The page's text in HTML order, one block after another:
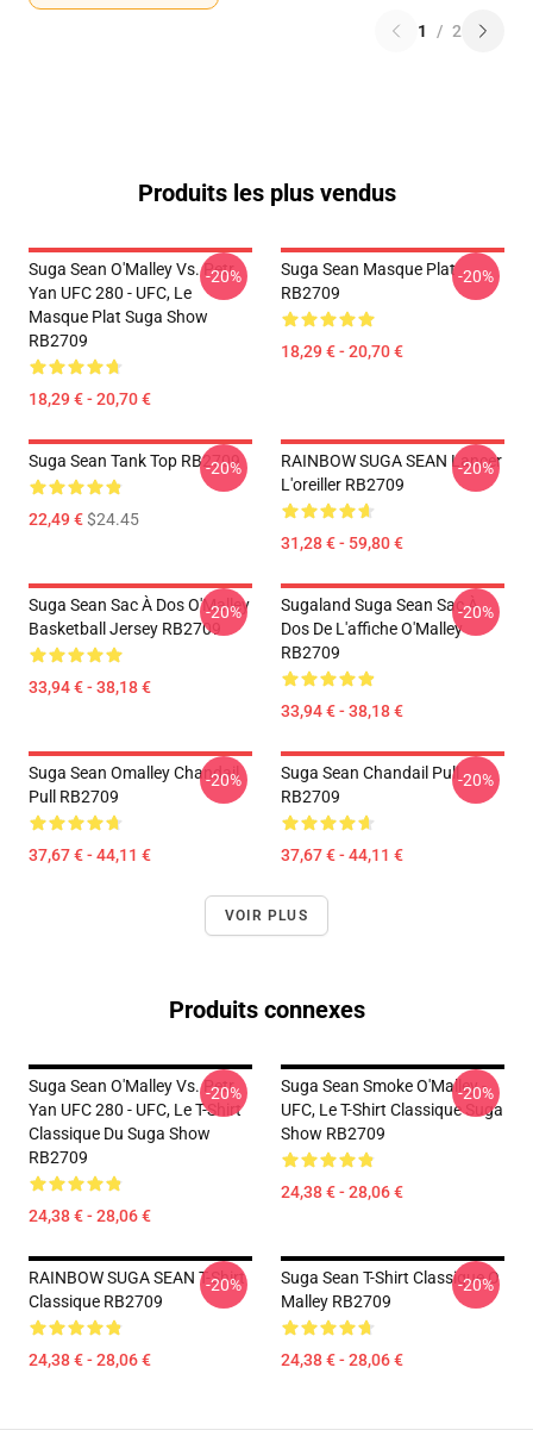
1 / 2
Produits les plus vendus
Suga Sean O'Malley Vs. Petr
Yan UFC 280 - UFC, Le
Masque Plat Suga Show
RB2709
18,29 € - 20,70 €
-20%
Suga Sean Masque Plat
RB2709
18,29 € - 20,70 €
-20%
Suga Sean Tank Top RB2709
22,49 €$24.45
-20%
RAINBOW SUGA SEAN Lancer
L'oreiller RB2709
31,28 € - 59,80 €
-20%
Suga Sean Sac À Dos O'Malley
Basketball Jersey RB2709
33,94 € - 38,18 €
-20%
Sugaland Suga Sean Sac À
Dos De L'affiche O'Malley
RB2709
33,94 € - 38,18 €
-20%
Suga Sean Omalley Chandail
Pull RB2709
37,67 € - 44,11 €
-20%
Suga Sean Chandail Pull
RB2709
37,67 € - 44,11 €
-20%
VOIR PLUS
Produits connexes
Suga Sean O'Malley Vs. Petr
Yan UFC 280 - UFC, Le T-Shirt
Classique Du Suga Show
RB2709
24,38 € - 28,06 €
-20%
Suga Sean Smoke O'Malley -
UFC, Le T-Shirt Classique Suga
Show RB2709
24,38 € - 28,06 €
-20%
RAINBOW SUGA SEAN T-Shirt
Classique RB2709
24,38 € - 28,06 €
-20%
Suga Sean T-Shirt Classique O
Malley RB2709
24,38 € - 28,06 €
-20%